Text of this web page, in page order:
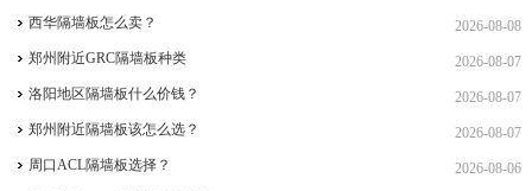
2026-08-08
西华隔墙板怎么卖？
2026-08-07
郑州附近GRC隔墙板种类
2026-08-07
洛阳地区隔墙板什么价钱？
2026-08-07
郑州附近隔墙板该怎么选？
2026-08-06
周口ACL隔墙板选择？